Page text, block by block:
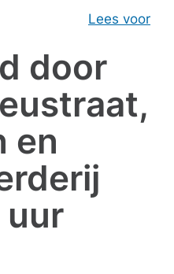
Lees voor
door
en
uur